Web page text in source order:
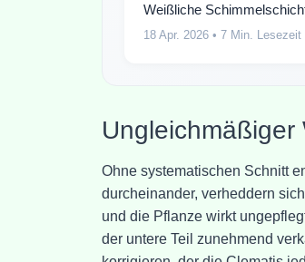
Weißliche
18 Apr. 2026 • 7 Min. Lesezeit
Ungleichmäßiger
Ohne systematischen Schnitt
durcheinander, verheddern
und die Pflanze wirkt
der untere Teil zunehmend